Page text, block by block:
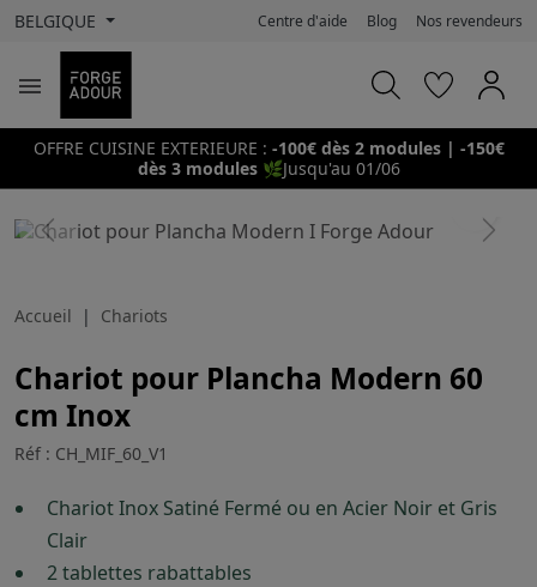
BELGIQUE Centre d'aide Blog Nos revendeurs

OFFRE CUISINE EXTERIEURE : -100€ dès 2 modules | -150€
dès 3 modules 🌿Jusqu'au 01/06
Previous Next
Accueil Chariots
Chariot pour Plancha Modern 60
cm Inox
Réf : CH_MIF_60_V1
Chariot Inox Satiné Fermé ou en Acier Noir et Gris
Clair
2 tablettes rabattables